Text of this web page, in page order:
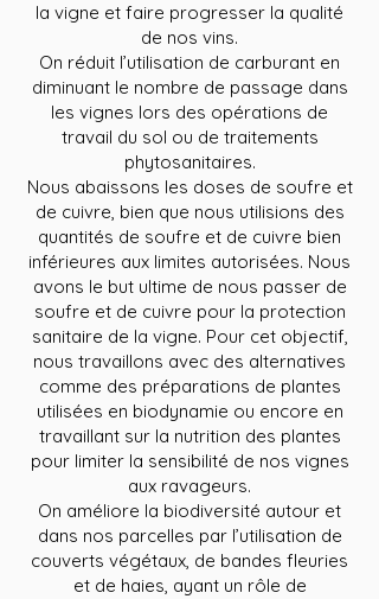
la vigne et faire progresser la qualité
de nos vins.
On réduit l’utilisation de carburant en
diminuant le nombre de passage dans
les vignes lors des opérations de
travail du sol ou de traitements
phytosanitaires.
Nous abaissons les doses de soufre et
de cuivre, bien que nous utilisions des
quantités de soufre et de cuivre bien
inférieures aux limites autorisées. Nous
avons le but ultime de nous passer de
soufre et de cuivre pour la protection
sanitaire de la vigne. Pour cet objectif,
nous travaillons avec des alternatives
comme des préparations de plantes
utilisées en biodynamie ou encore en
travaillant sur la nutrition des plantes
pour limiter la sensibilité de nos vignes
aux ravageurs.
On améliore la biodiversité autour et
dans nos parcelles par l’utilisation de
couverts végétaux, de bandes fleuries
et de haies, ayant un rôle de